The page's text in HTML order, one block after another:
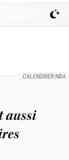
CALENDRIER NBA
aussi